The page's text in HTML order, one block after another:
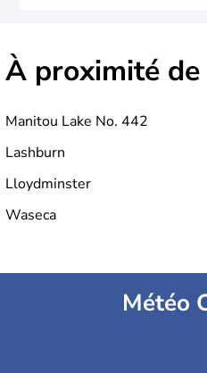
À proximité de
Manitou Lake No. 442
Lashburn
Lloydminster
Waseca
Météo